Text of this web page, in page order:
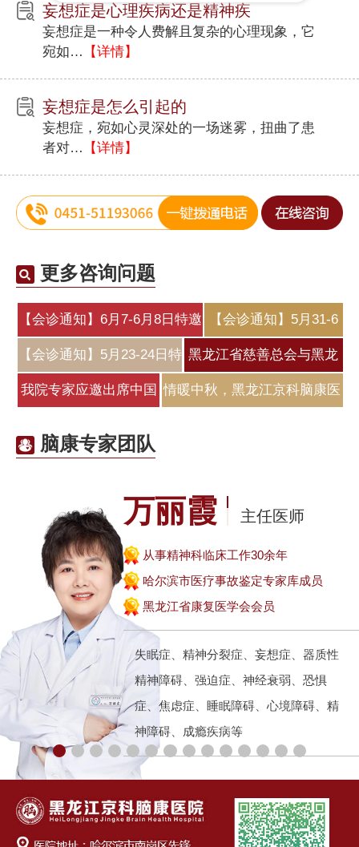
妄想症是心理疾病还是精神疾
妄想症是一种令人费解且复杂的心理现象，它
宛如…
【详情】
妄想症是怎么引起的
妄想症，宛如心灵深处的一场迷雾，扭曲了患
者对…
【详情】
更多咨询问题
【会诊通知】6月7-6月8日特邀
北
【会诊通知】5月31-6
月2日特邀北
【会诊通知】5月23-24日特
邀原北
黑龙江省慈善总会与黑龙
江京科脑
我院专家应邀出席中国 情暖中秋，黑龙江京科脑康医
脑康专家团队
万丽霞 主任医师
从事精神科临床工作30余年
哈尔滨市医疗事故鉴定专家库成员
黑龙江省康复医学会会员
失眠症、精神分裂症、妄想症、器质性
精神障碍、强迫症、神经衰弱、恐惧
症、焦虑症、睡眠障碍、心境障碍、精
神障碍、成瘾疾病等